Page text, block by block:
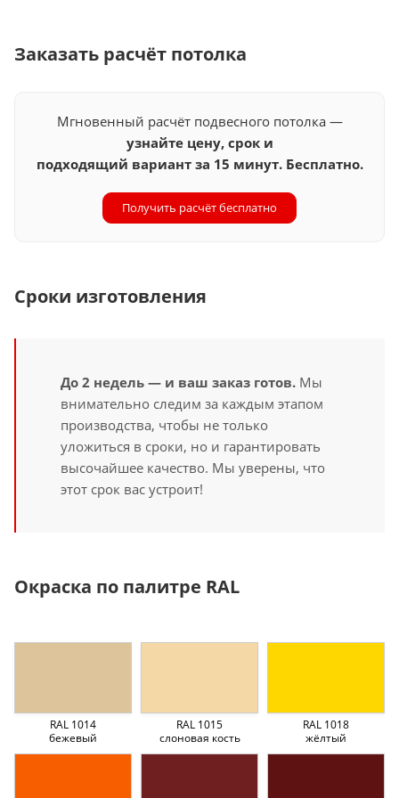
Заказать расчёт потолка
Мгновенный расчёт подвесного потолка —
узнайте цену, срок и
подходящий вариант за 15 минут. Бесплатно.
Получить расчёт бесплатно
Сроки изготовления
До 2 недель — и ваш заказ готов. Мы
внимательно следим за каждым этапом
производства, чтобы не только
уложиться в сроки, но и гарантировать
высочайшее качество. Мы уверены, что
этот срок вас устроит!
Окраска по палитре RAL
RAL 1014
бежевый
RAL 1015
слоновая кость
RAL 1018
жёлтый